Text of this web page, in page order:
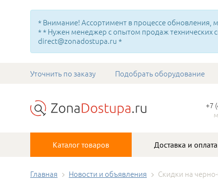
* Внимание! Ассортимент в процессе обновления,
* * Нужен менеджер с опытом продаж технических
direct@zonadostupa.ru *
Уточнить по заказу Подобрать оборудование
+7
Каталог товаров Доставка и оплата
Главная Новости и объявления Скидки на